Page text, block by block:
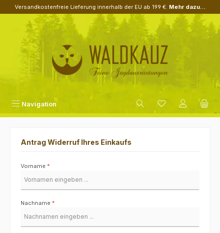
Zum Hauptinhalt springen
Versandkostenfreie Lieferung innerhalb der EU ab 199 €. Mehr dazu...
Navigation
Antrag Widerruf Ihres Einkaufs
Vorname *
Nachname *